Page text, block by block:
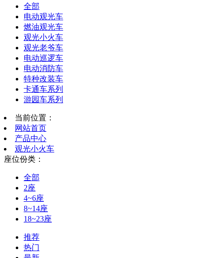
全部
电动观光车
燃油观光车
观光小火车
观光老爷车
电动巡逻车
电动消防车
特种改装车
卡通车系列
游园车系列
当前位置：
网站首页
产品中心
观光小火车
座位份类：
全部
2座
4~6座
8~14座
18~23座
推荐
热门